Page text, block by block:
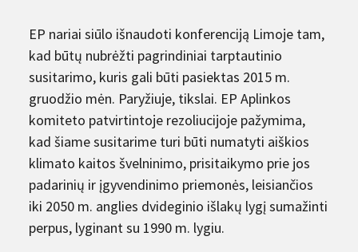
EP nariai siūlo išnaudoti konferenciją Limoje tam,
kad būtų nubrėžti pagrindiniai tarptautinio
susitarimo, kuris gali būti pasiektas 2015 m.
gruodžio mėn. Paryžiuje, tikslai. EP Aplinkos
komiteto patvirtintoje rezoliucijoje pažymima,
kad šiame susitarime turi būti numatyti aiškios
klimato kaitos švelninimo, prisitaikymo prie jos
padarinių ir įgyvendinimo priemonės, leisiančios
iki 2050 m. anglies dvideginio išlakų lygį sumažinti
perpus, lyginant su 1990 m. lygiu.